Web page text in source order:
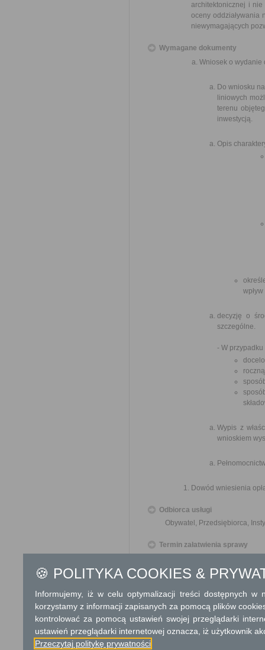
architektonicznej i
oceny oddziaływania
niewymagających
Wymagane dokumenty
Wniosek o wydanie
Do wniosku
liniowych
terenu
inwestycją.
Opis
decyzję o
szczególne.
- W
Wypis z
wnioskiem
Dowód wniesienia
Odbiorca usługi
Obywatel, Przedsiębiorca,
Termin załatwienia sprawy
Do terminu tego nie wlicza
okresów zawieszenia
niezależnych od organu.
Informacja
Dodatkowe
🍪 POLITYKA COOKIES &
Informujemy, iż w celu optymalizacji treści dostępnych w
korzystamy z informacji zapisanych za pomocą plików
kontrolować za pomocą ustawień swojej przeglądarki
ustawień przeglądarki internetowej oznacza, iż użytkownik
Przeczytaj politykę prywatności